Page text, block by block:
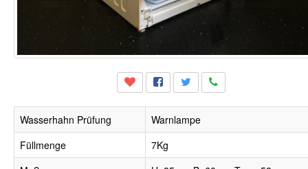
Wasserhahn Prüfung
Warnlampe
Füllmenge
7Kg